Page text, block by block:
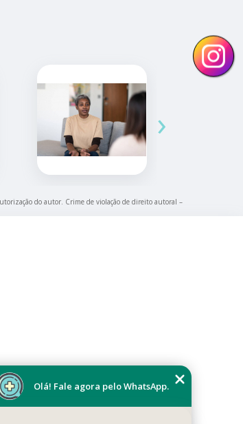
›
do autor. Crime de violação de direito autoral –
416Olá! Fale agora pelo WhatsApp.